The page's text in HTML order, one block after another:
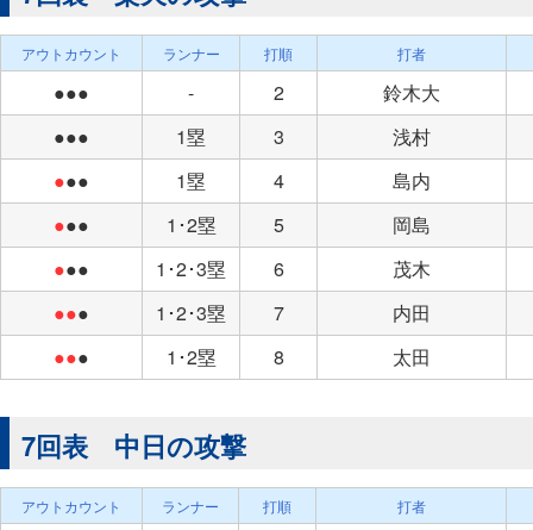
アウトカウント ランナー 打順 打者
●●● - 2
鈴木大
●●●
1塁 3
浅村
●●● 1塁 4
島内
●●● 1･2塁 5
岡島
●●● 1･2･3塁 6
茂木
●●● 1･2･3塁 7
内田
●●● 1･2塁 8 太田
7回表 中日の攻撃
アウトカウント ランナー 打順 打者